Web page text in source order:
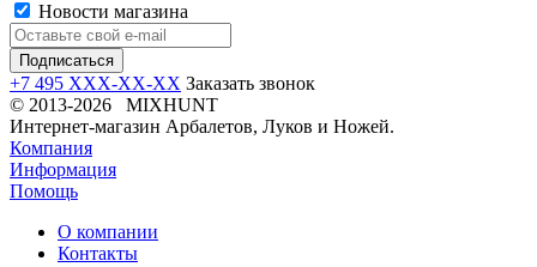
Новости магазина
+7 495 XXX-XX-XX Заказать звонок
© 2013-2026 MIXHUNT
Интернет-магазин Арбалетов, Луков и Ножей.
Компания
Информация
Помощь
О компании
Контакты